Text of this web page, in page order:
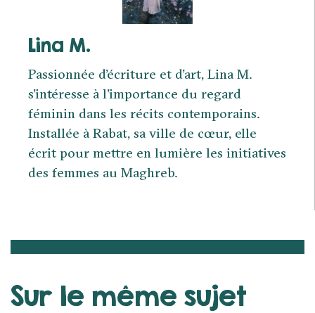
Lina M.
Passionnée d’écriture et d’art, Lina M.
s’intéresse à l’importance du regard
féminin dans les récits contemporains.
Installée à Rabat, sa ville de cœur, elle
écrit pour mettre en lumière les initiatives
des femmes au Maghreb.
Sur le même sujet